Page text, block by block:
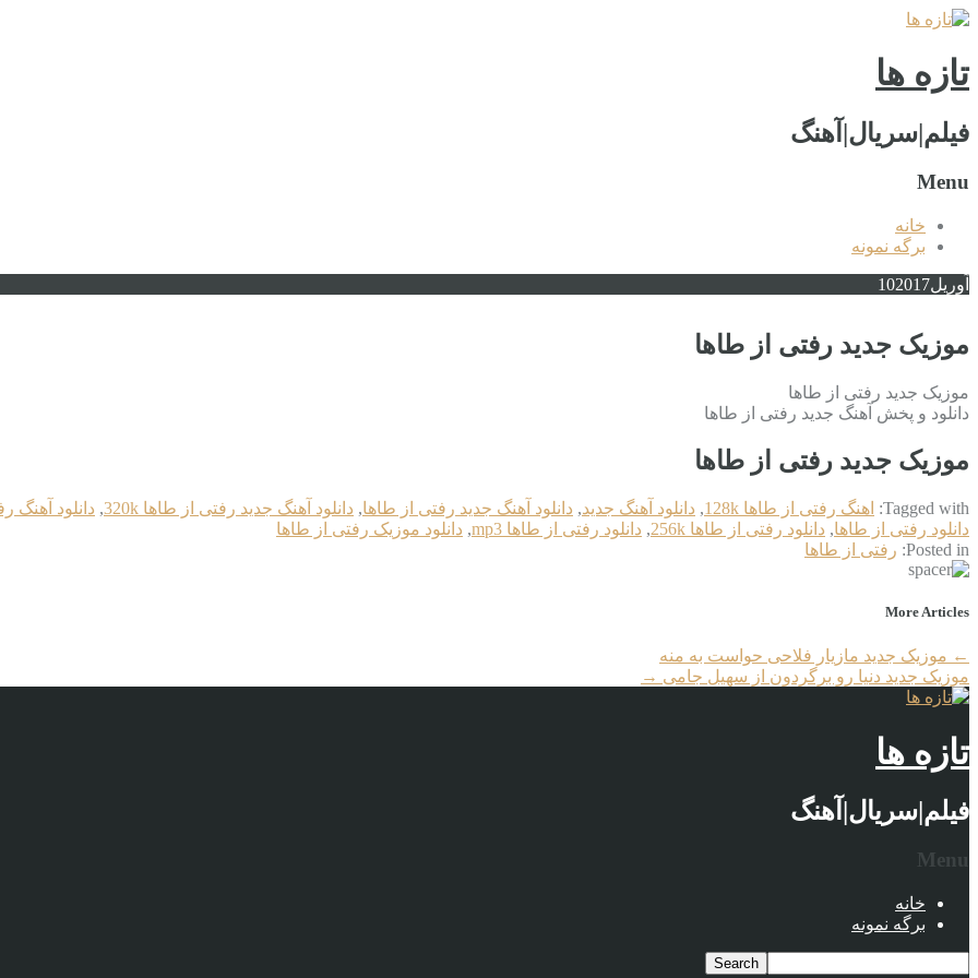
تازه ها
فیلم|سریال|آهنگ
Menu
خانه
برگه نمونه
آوریل 102017
موزیک جدید رفتی از طاها
موزیک جدید رفتی از طاها
دانلود و پخش آهنگ جدید رفتی از طاها
موزیک جدید رفتی از طاها
Tagged with: اهنگ رفتی از طاها 128k , دانلود آهنگ جدید, دانلود آهنگ جدید رفتی از طاها, دانلود آهنگ جدید رفتی از طاها 320k , دانلود آهنگ
دانلود رفتی از طاها, دانلود رفتی از طاها 256k , دانلود رفتی از طاها mp3 , دانلود موزیک رفتی از طاها
Posted in: رفتی از طاها
More Articles
← موزیک جدید مازیار فلاحی حواست به منه
موزیک جدید دنیا رو برگردون از سهیل جامی →
تازه ها
فیلم|سریال|آهنگ
Menu
خانه
برگه نمونه